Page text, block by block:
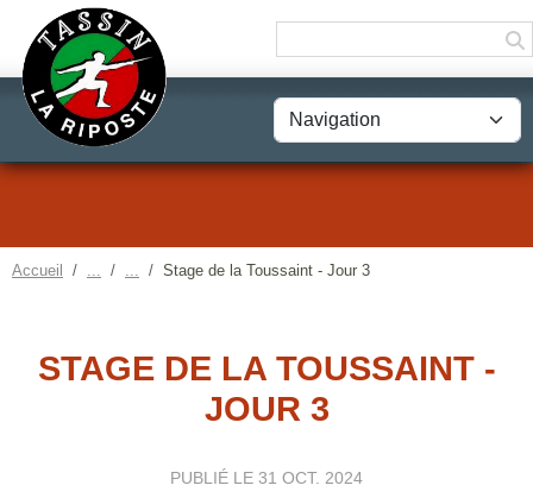
Accueil Stage de la Toussaint - Jour 3
STAGE DE LA TOUSSAINT -
JOUR 3
PUBLIÉ LE 31 OCT. 2024
Panneau de gestion des cookies